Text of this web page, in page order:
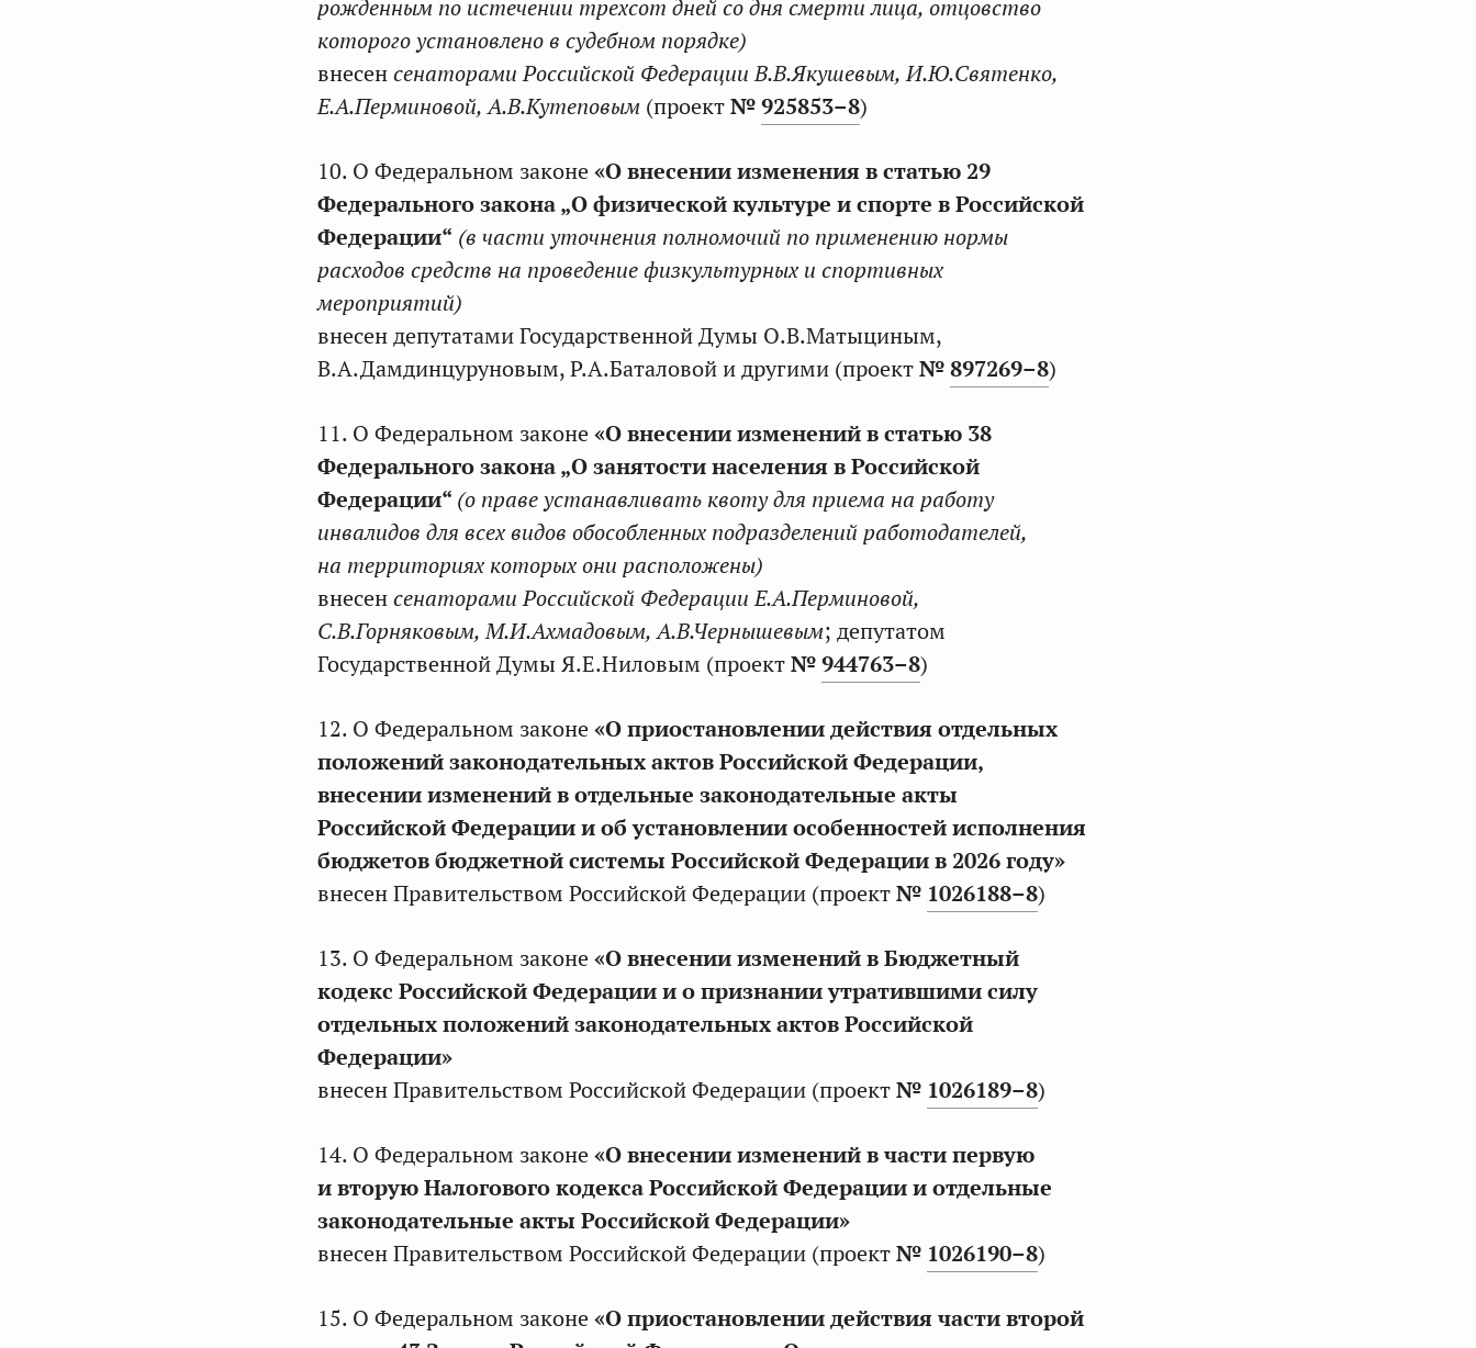
рожденным по истечении трехсот дней со дня смерти лица, отцовство
которого установлено в судебном порядке)
внесенсенаторами Российской Федерации В.В.Якушевым, И.Ю.Святенко,
Е.А.Перминовой, А.В.Кутеповым (проект№925853–8)
10. О Федеральном законе «О внесении изменения в статью 29
Федерального закона „О физической культуре и спорте в Российской
Федерации“ (в части уточнения полномочий по применению нормы
расходов средств на проведение физкультурных и спортивных
мероприятий)
внесен депутатами Государственной Думы О.В.Матыциным,
В.А.Дамдинцуруновым, Р.А.Баталовой и другими (проект№897269–8)
11. О Федеральном законе «О внесении изменений в статью 38
Федерального закона „О занятости населения в Российской
Федерации“ (о праве устанавливать квоту для приема на работу
инвалидов для всех видов обособленных подразделений работодателей,
на территориях которых они расположены)
внесенсенаторами Российской Федерации Е.А.Перминовой,
С.В.Горняковым, М.И.Ахмадовым, А.В.Чернышевым; депутатом
Государственной Думы Я.Е.Ниловым (проект№944763–8)
12. О Федеральном законе «О приостановлении действия отдельных
положений законодательных актов Российской Федерации,
внесении изменений в отдельные законодательные акты
Российской Федерации и об установлении особенностей исполнения
бюджетов бюджетной системы Российской Федерации в 2026 году»
внесен Правительством Российской Федерации (проект№ 1026188–8)
13. О Федеральном законе «О внесении изменений в Бюджетный
кодекс Российской Федерации и о признании утратившими силу
отдельных положений законодательных актов Российской
Федерации»
внесен Правительством Российской Федерации (проект№ 1026189–8)
14. О Федеральном законе «О внесении изменений в части первую
и вторую Налогового кодекса Российской Федерации и отдельные
законодательные акты Российской Федерации»
внесен Правительством Российской Федерации (проект№ 1026190–8)
15. О Федеральном законе «О приостановлении действия части второй